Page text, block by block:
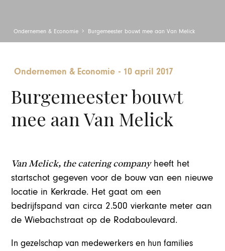
Ondernemen & Economie Burgemeester bouwt mee aan Van Melick
Ondernemen & Economie - 10 april 2017
Burgemeester bouwt
mee aan Van Melick
Van Melick, the catering companyheeft het
startschot gegeven voor de bouw van een nieuwe
locatie in Kerkrade. Het gaat om een
bedrijfspand van circa 2.500 vierkante meter aan
de Wiebachstraat op de Rodaboulevard.
In gezelschap van medewerkers en hun families